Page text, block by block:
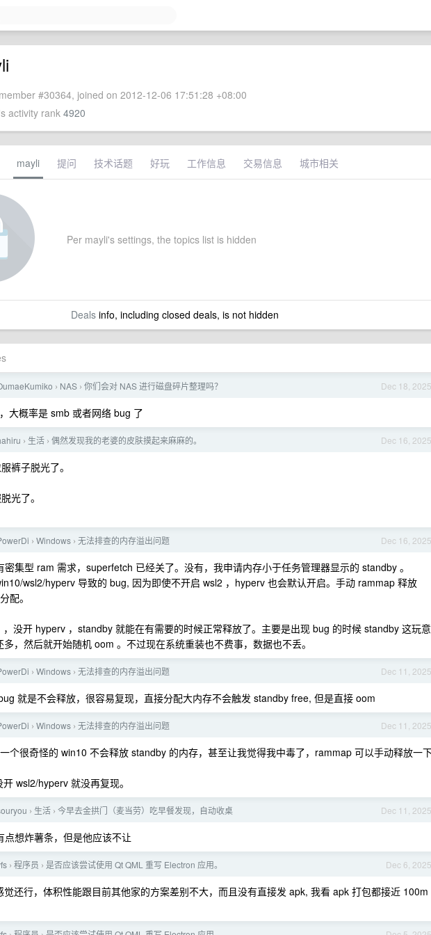
#30364, joined on 2012-12-06 17:51:28 +08:00
activity rank 4920
mayli 提问 技术话题 好玩 工作信息 交易信息 城市相关
Per mayli's settings, the topics list is hidden
Dealsinfo, including closed deals, is not hidden
Dec 18, 2025
› NAS › 你们会对 NAS 进行磁盘碎片整理吗？
大概率是 smb 或者网络 bug 了
Dec 16, 2025
› 生活 › 偶然发现我的老婆的皮肤摸起来麻麻的。
裤子脱光了。
光了。
Dec 16, 2025
› Windows › 无法排查的内存溢出问题
密集型 ram 需求，superfetch 已经关了。没有，我申请内存小于任务管理器显示的 standby 。
wsl2/hyperv 导致的 bug, 因为即使不开启 wsl2 ，hyperv 也会默认开启。手动 rammap 释放
配。
没开 hyperv ，standby 就能在有需要的时候正常释放了。主要是出现 bug 的时候 standby 这玩意
，然后就开始随机 oom 。不过现在系统重装也不费事，数据也不丢。
Dec 11, 2025
› Windows › 无法排查的内存溢出问题
就是不会释放，很容易复现，直接分配大内存不会触发 standby free, 但是直接 oom
Dec 11, 2025
› Windows › 无法排查的内存溢出问题
个很奇怪的 win10 不会释放 standby 的内存，甚至让我觉得我中毒了，rammap 可以手动释放一
wsl2/hyperv 就没再复现。
Dec 11, 2025
› 生活 › 今早去金拱门（麦当劳）吃早餐发现，自动收桌
点想炸薯条，但是他应该不让
Dec 6, 2025
› 程序员 › 是否应该尝试使用 Qt QML 重写 Electron 应用。
觉还行，体积性能跟目前其他家的方案差别不大，而且没有直接发 apk, 我看 apk 打包都接近 100m